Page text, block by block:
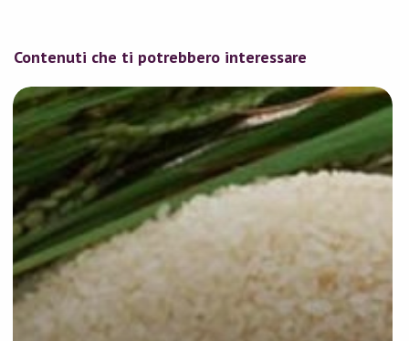
Contenuti che ti potrebbero interessare